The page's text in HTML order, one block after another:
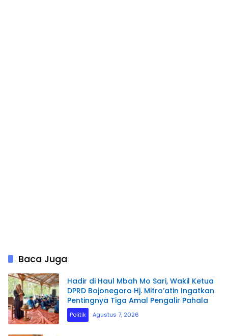
Baca Juga
Hadir di Haul Mbah Mo Sari, Wakil Ketua
DPRD Bojonegoro Hj. Mitro’atin Ingatkan
Pentingnya Tiga Amal Pengalir Pahala
Politik Agustus 7, 2026